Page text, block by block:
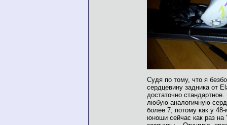
Судя по тому, что я
сердцевину задника от
достаточно
любую аналогичную
более 7, потому как у
юноши сейчас как раз на